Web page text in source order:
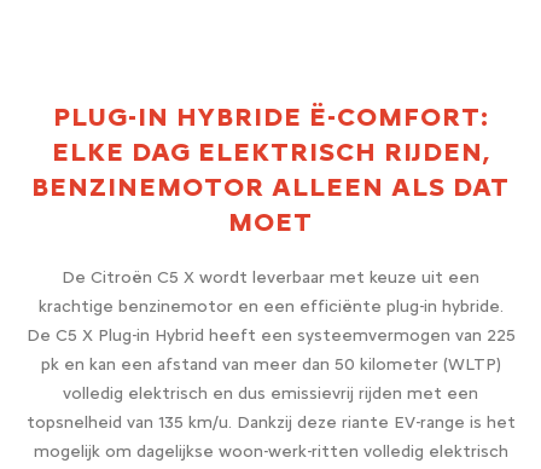
PLUG-IN HYBRIDE Ë-COMFORT:
ELKE DAG ELEKTRISCH RIJDEN,
BENZINEMOTOR ALLEEN ALS DAT
MOET
De Citroën C5 X wordt leverbaar met keuze uit een
krachtige benzinemotor en een efficiënte plug-in hybride.
De C5 X Plug-in Hybrid heeft een systeemvermogen van 225
pk en kan een afstand van meer dan 50 kilometer (WLTP)
volledig elektrisch en dus emissievrij rijden met een
topsnelheid van 135 km/u. Dankzij deze riante EV-range is het
mogelijk om dagelijkse woon-werk-ritten volledig elektrisch